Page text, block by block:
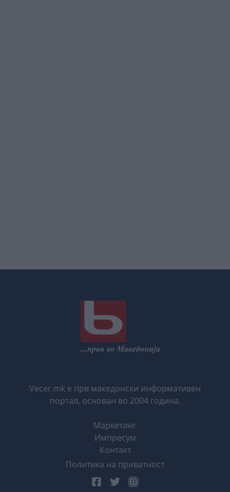
Vecer.mk е прв македонски информативен
портал, основан во 2004 година.
Маркетинг
Импресум
Контакт
Политика на приватност